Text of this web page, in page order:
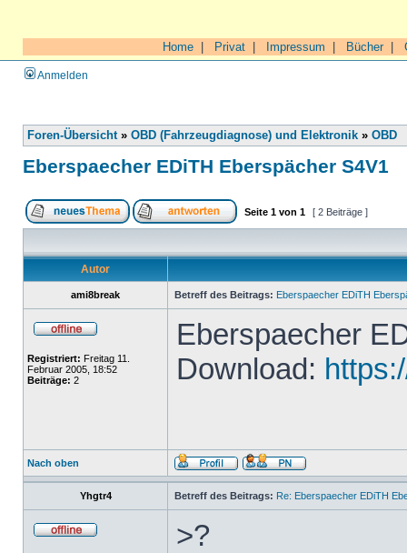
Home Privat Impressum Bücher|
Anmelden
Foren-Übersicht» OBD (Fahrzeugdiagnose) und Elektronik » OBD
Eberspaecher EDiTH Eberspächer S4V1
Seite 1 von 1 [ 2 Beiträge ]
Autor
ami8break Betreff des Beitrags: Eberspaecher EDiTH
Registriert: Freitag 11.
Februar 2005, 18:52
Beiträge: 2
Eberspaecher
Download:
Nach oben
Yhgtr4 Betreff des Beitrags: Re: Eberspaecher EDiTH
>?